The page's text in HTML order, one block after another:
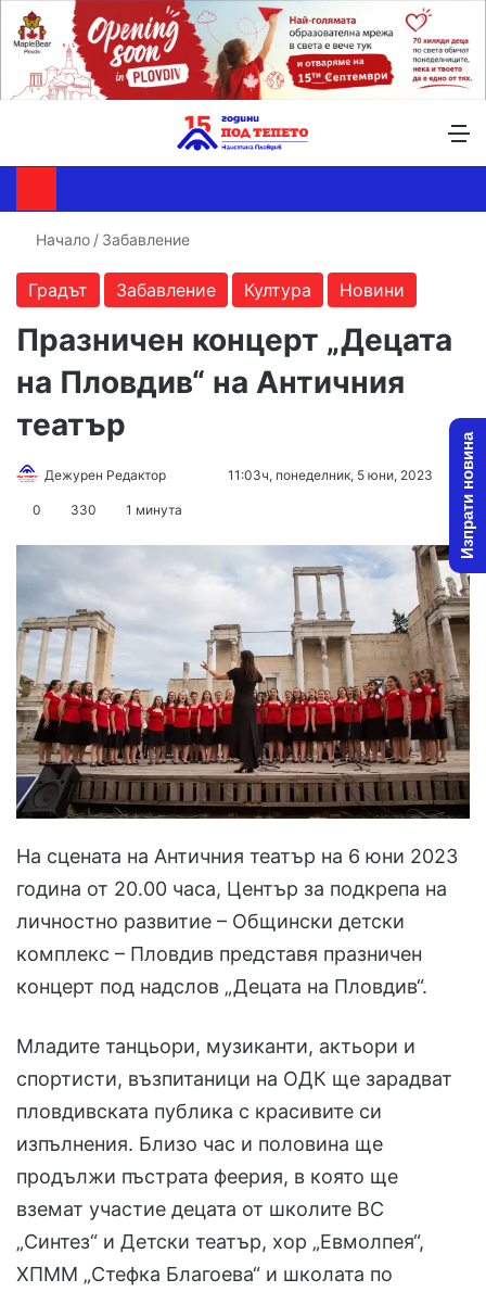
Начало / Забавление
Градът Забавление Култура Новини
Празничен концерт „Децата
на Пловдив“ на Античния
театър
Дежурен Редактор
Send11:03ч, понеделник, 5 юни, 2023
0 330 1 минута
На сцената на Античния театър на 6 юни 2023
година от 20.00 часа, Център за подкрепа на
личностно развитие – Общински детски
комплекс – Пловдив представя празничен
концерт под надслов „Децата на Пловдив“.
Младите танцьори, музиканти, актьори и
спортисти, възпитаници на ОДК ще зарадват
пловдивската публика с красивите си
изпълнения. Близо час и половина ще
продължи пъстрата феерия, в която ще
вземат участие децата от школите ВС
„Синтез“ и Детски театър, хор „Евмолпея“,
ХПММ „Стефка Благоева“ и школата по
Изпрати новина